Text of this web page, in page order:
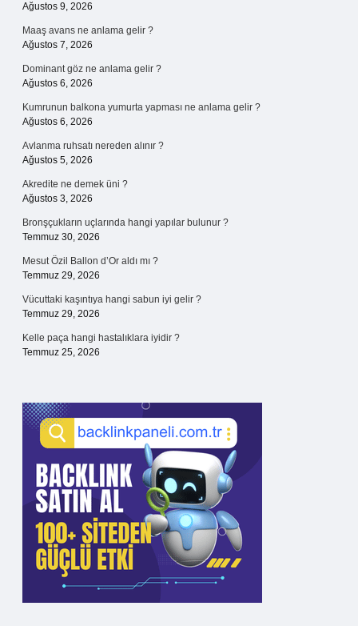
Ağustos 9, 2026
Maaş avans ne anlama gelir ?
Ağustos 7, 2026
Dominant göz ne anlama gelir ?
Ağustos 6, 2026
Kumrunun balkona yumurta yapması ne anlama gelir ?
Ağustos 6, 2026
Avlanma ruhsatı nereden alınır ?
Ağustos 5, 2026
Akredite ne demek üni ?
Ağustos 3, 2026
Bronşçukların uçlarında hangi yapılar bulunur ?
Temmuz 30, 2026
Mesut Özil Ballon d’Or aldı mı ?
Temmuz 29, 2026
Vücuttaki kaşıntıya hangi sabun iyi gelir ?
Temmuz 29, 2026
Kelle paça hangi hastalıklara iyidir ?
Temmuz 25, 2026